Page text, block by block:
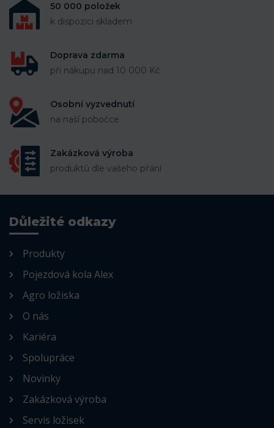
50 000 položek
k dispozici skladem
Doprava zdarma
při nákupu nad 10 000 Kč
Osobní vyzvednutí
na naší pobočce
Zakázková výroba
produktů dle vašeho přání
Důležité odkazy
Produkty
Pojezdová kola Alex
Agro ložiska
O nás
Kariéra
Spolupráce
Novinky
Zakázková výroba
Servis ložisek